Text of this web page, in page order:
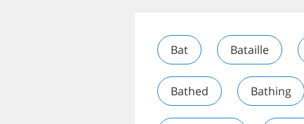
Bat Bataille
Bathed Bathing